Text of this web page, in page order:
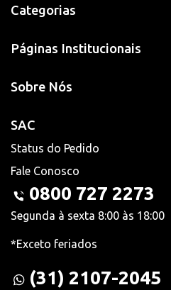
Categorias
Páginas Institucionais
Sobre Nós
SAC
Status do Pedido
Fale Conosco
0800 727 2273
Segunda à sexta 8:00 às 18:00
*Exceto feriados
(31) 2107-2045